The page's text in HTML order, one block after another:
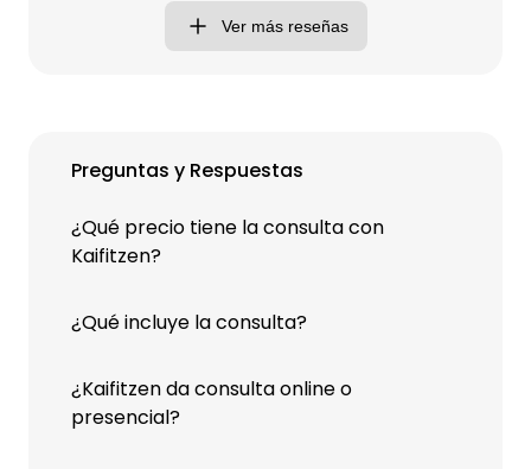
Preguntas y Respuestas
¿Qué precio tiene la consulta con
Kaifitzen?
¿Qué incluye la consulta?
¿Kaifitzen da consulta online o
presencial?
Ver más reseñas